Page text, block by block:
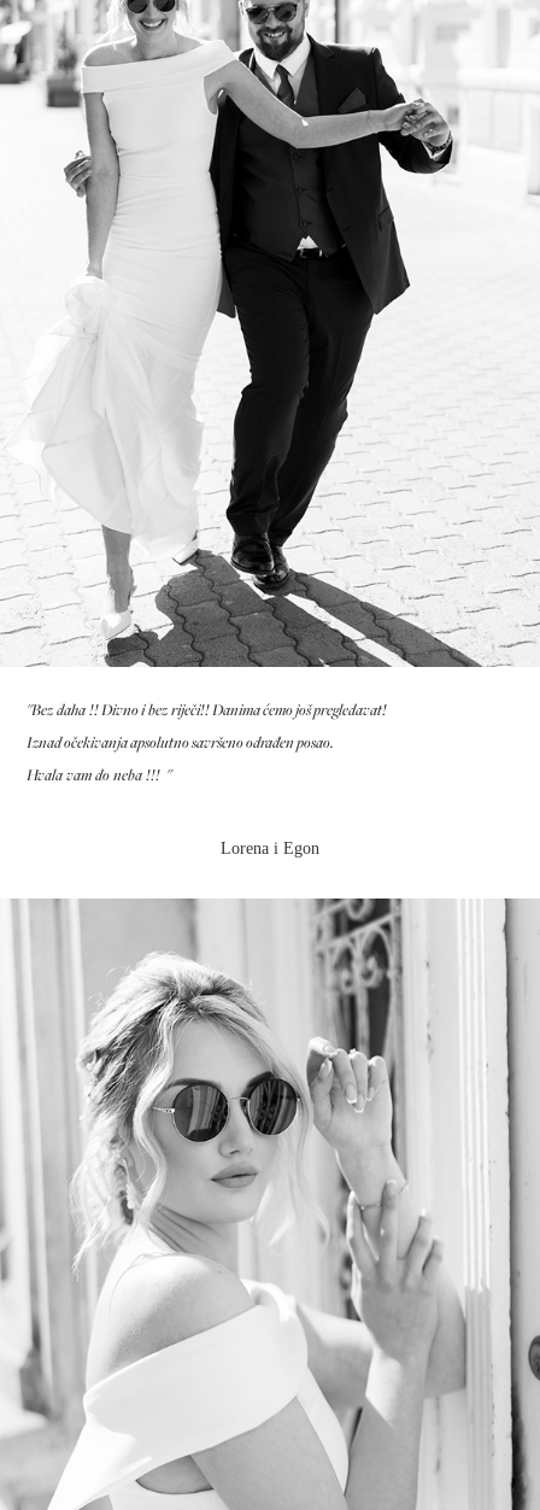
"Bez daha !! Divno i bez riječi!! Danima ćemo još pregledavat!
Iznad očekivanja apsolutno savršeno odrađen posao.
Hvala vam do neba !!! "
Lorena i Egon